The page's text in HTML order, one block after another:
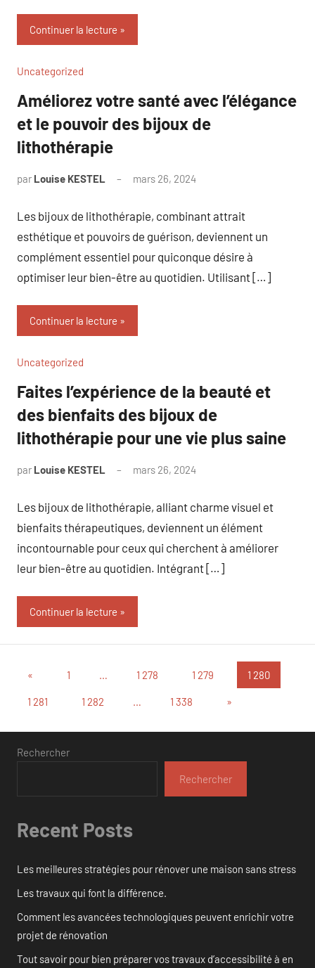
Continuer la lecture
Uncategorized
Améliorez votre santé avec l’élégance
et le pouvoir des bijoux de
lithothérapie
par Louise KESTEL mars 26, 2024
Les bijoux de lithothérapie, combinant attrait
esthétique et pouvoirs de guérison, deviennent un
complément essentiel pour quiconque désire à
optimiser leur bien-être au quotidien. Utilisant […]
Continuer la lecture
Uncategorized
Faites l’expérience de la beauté et
des bienfaits des bijoux de
lithothérapie pour une vie plus saine
par Louise KESTEL mars 26, 2024
Les bijoux de lithothérapie, alliant charme visuel et
bienfaits thérapeutiques, deviennent un élément
incontournable pour ceux qui cherchent à améliorer
leur bien-être au quotidien. Intégrant […]
Continuer la lecture
Pagination
des
publications
« Publications
1 … 1 278 1 279 1 280
1 281 1 282 … 1 338
Articles
»
Rechercher
Rechercher
Recent Posts
Les meilleures stratégies pour rénover une maison sans stress
Les travaux qui font la différence.
Comment les avancées technologiques peuvent enrichir votre
projet de rénovation
Tout savoir pour bien préparer vos travaux d’accessibilité à en